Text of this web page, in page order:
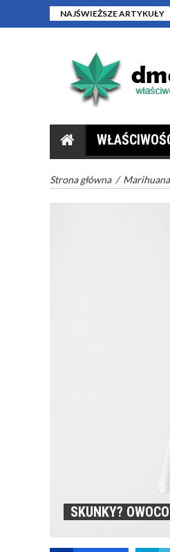
NAJŚWIEŻSZE ARTYKUŁY
Strona główna /
SKUNKY?